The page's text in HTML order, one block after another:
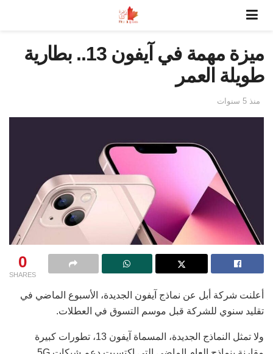
ميزة مهمة في آيفون 13.. بطارية
طويلة العمر
منذ 5 سنوات
0
SHARES
أعلنت شركة أبل عن نماذج آيفون الجديدة، الأسبوع الماضي في
تقليد سنوي للشركة قبل موسم التسوق في العطلات.
ولا تمثل النماذج الجديدة، المسماة آيفون 13، تطورات كبيرة